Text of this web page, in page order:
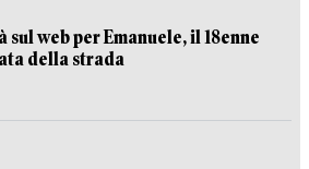
web per Emanuele, il 18enne
della strada